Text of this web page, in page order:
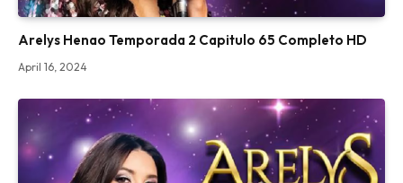
Arelys Henao Temporada 2 Capitulo 65 Completo HD
April 16, 2024